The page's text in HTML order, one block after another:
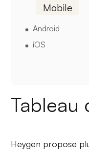
Mobile
Android
iOS
Tableau
Heygen propose